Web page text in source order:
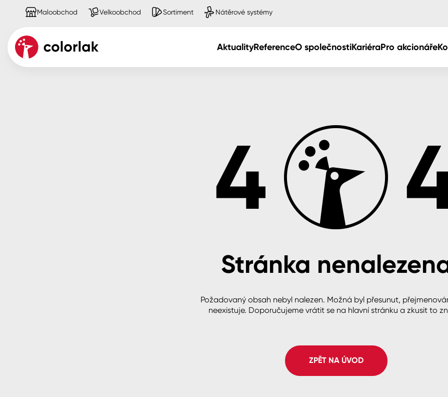
Maloobchod Velkoobchod Sortiment Nátěrové systémy
AktualityReferenceO společnostiKariéraPro akcionáře
Ředidla, tužidla, čističe, technickéStránka
Požadovaný obsah nebyl nalezen. Možná byl přesunut,
neexistuje. Doporučujeme vrátit se na hlavní stránku a zkusit to
ZPĚT NA ÚVOD